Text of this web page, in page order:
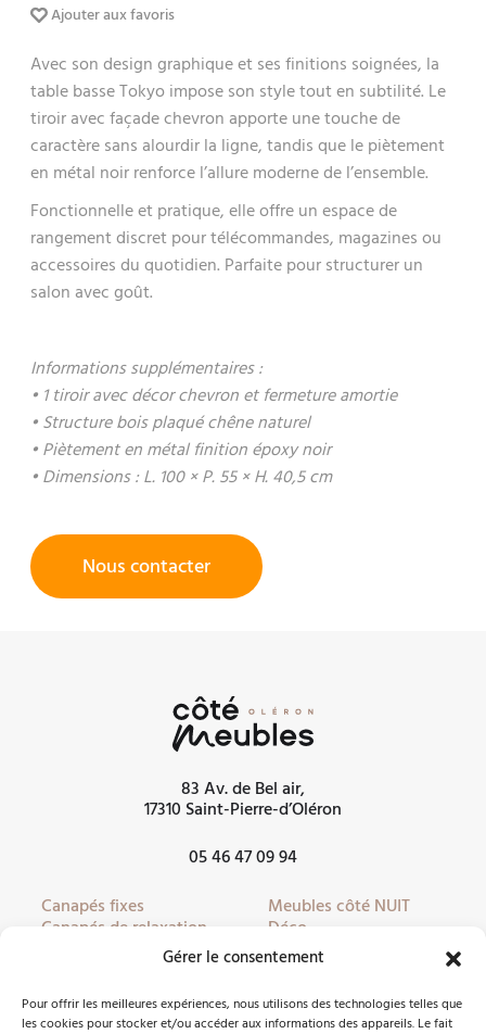
Gérer le consentement
Pour offrir les meilleures expériences, nous utilisons des technologies telles que
les cookies pour stocker et/ou accéder aux informations des appareils. Le fait
Ajouter aux favoris
Avec son design graphique et ses finitions soignées, la
table basse Tokyo impose son style tout en subtilité. Le
tiroir avec façade chevron apporte une touche de
caractère sans alourdir la ligne, tandis que le piètement
en métal noir renforce l’allure moderne de l’ensemble.
Fonctionnelle et pratique, elle offre un espace de
rangement discret pour télécommandes, magazines ou
accessoires du quotidien. Parfaite pour structurer un
salon avec goût.
Informations supplémentaires :
• 1 tiroir avec décor chevron et fermeture amortie
• Structure bois plaqué chêne naturel
• Piètement en métal finition époxy noir
• Dimensions : L. 100 × P. 55 × H. 40,5 cm
Nous contacter
83 Av. de Bel air,
17310 Saint-Pierre-d’Oléron
05 46 47 09 94
Canapés fixes
Canapés de relaxation
Canapés convertibles
Meubles côté JOUR
Meubles côté NUIT
Déco
Literie
Partenaires